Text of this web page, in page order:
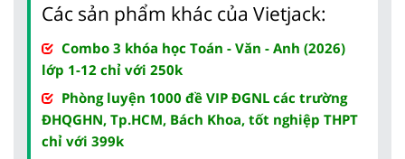
Các sản phẩm khác của Vietjack:
Combo 3 khóa học Toán - Văn - Anh (2026)
lớp 1-12 chỉ với 250k
Phòng luyện 1000 đề VIP ĐGNL các trường
ĐHQGHN, Tp.HCM, Bách Khoa, tốt nghiệp THPT
chỉ với 399k